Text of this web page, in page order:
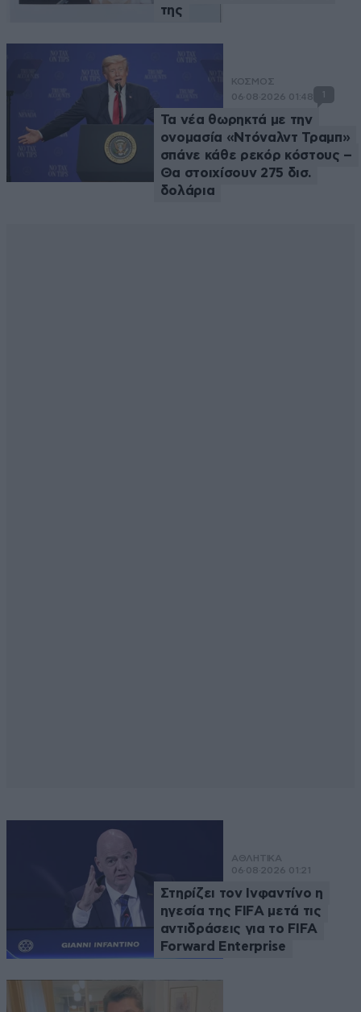
της
ΚΟΣΜΟΣ
06·08·2026 01:48
1
Τα νέα θωρηκτά με την
ονομασία «Ντόναλντ Τραμπ»
σπάνε κάθε ρεκόρ κόστους –
Θα στοιχίσουν 275 δισ.
δολάρια
ΑΘΛΗΤΙΚΑ
06·08·2026 01:21
Στηρίζει τον Ινφαντίνο η
ηγεσία της FIFA μετά τις
αντιδράσεις για το FIFA
Forward Enterprise